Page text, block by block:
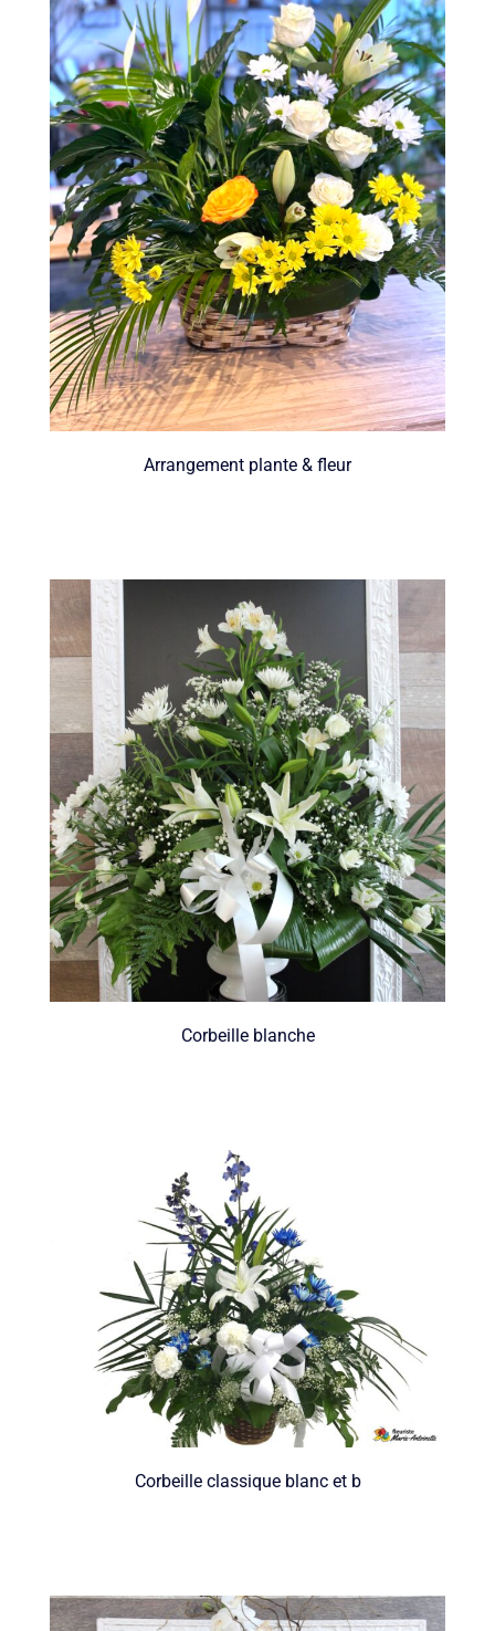
Arrangement plante & fleur
Corbeille blanche
Corbeille classique blanc et b